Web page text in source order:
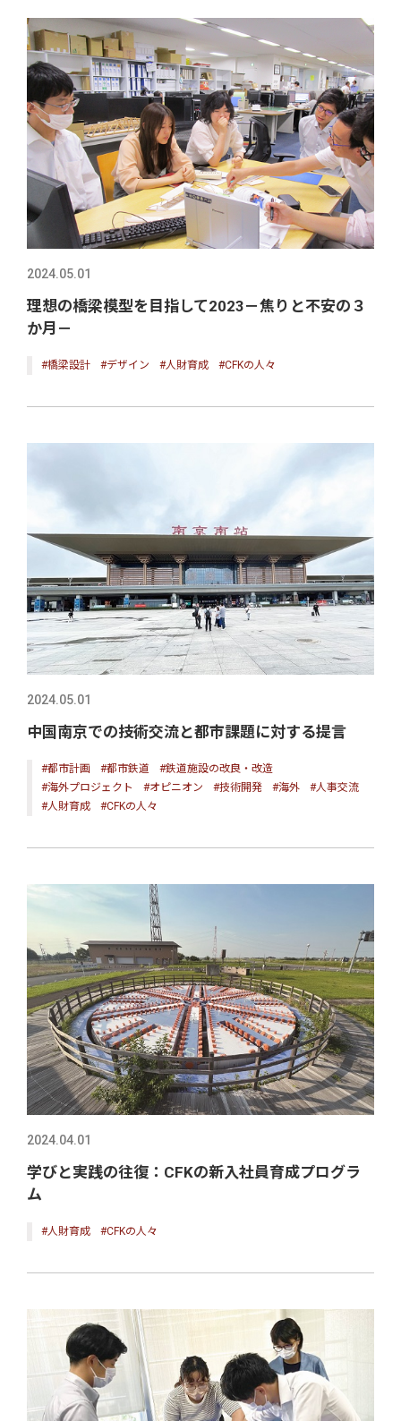
2024.05.01
理想の橋梁模型を目指して2023－焦りと不安の３
か月－
#橋梁設計 #デザイン #人財育成 #CFKの人々
2024.05.01
中国南京での技術交流と都市課題に対する提言
#都市計画 #都市鉄道
#鉄道施設の改良・改造
#海外プロジェクト
#オピニオン #技術開発 #海外
#人事交流
#人財育成
#CFKの人々
2024.04.01
学びと実践の往復：CFKの新入社員育成プログラ
ム
#人財育成 #CFKの人々